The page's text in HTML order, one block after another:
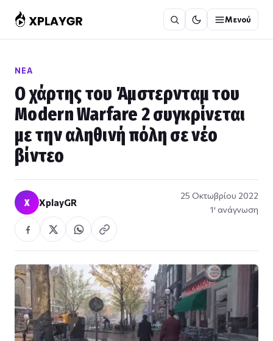
στο
περιεχόμενο
Μενού
ΝΈΑ
Ο χάρτης του Άμστερνταμ του
Modern Warfare 2 συγκρίνεται
με την αληθινή πόλη σε νέο
βίντεο
X XplayGR
25 Οκτωβρίου 2022
1′ ανάγνωση